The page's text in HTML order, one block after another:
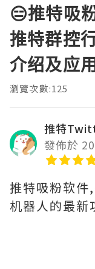
😑推特吸
推特群控
介绍及应
瀏覽次數:125
推特
發佈於
推特吸粉软
机器人的最新